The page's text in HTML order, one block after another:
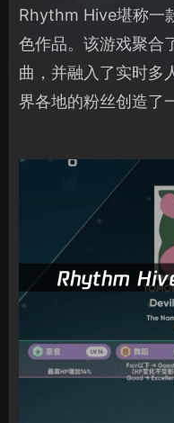
Rhythm Hive堪称一
色作品。该游戏聚合
曲，并融入了实时多
界各地的粉丝创造了